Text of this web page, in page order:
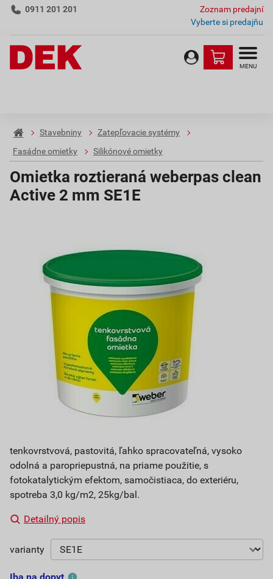
0911 201 201
Zoznam predajní
Vyberte si predajňu
MENU
Stavebniny
Zatepľovacie systémy
Fasádne omietky
Silikónové omietky
Omietka roztieraná weberpas clean
Active 2 mm SE1E
tenkovrstvová, pastovitá, ľahko spracovateľná, vysoko
odolná a paropriepustná, na priame použitie, s
fotokatalytickým efektom, samočistiaca, do exteriéru,
spotreba 3,0 kg/m2, 25kg/bal.
Detailný popis
varianty